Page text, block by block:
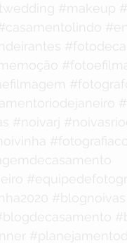
#makeup
#casamentolindo
#noivarj
#blognoivas